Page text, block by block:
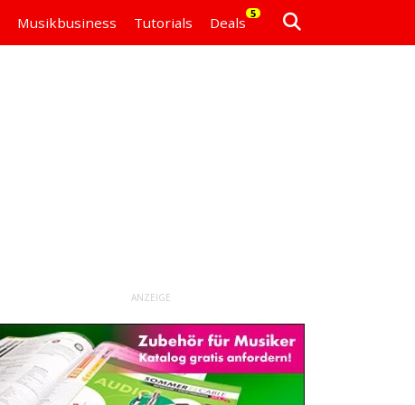
Musikbusiness Tutorials Deals
5
ANZEIGE